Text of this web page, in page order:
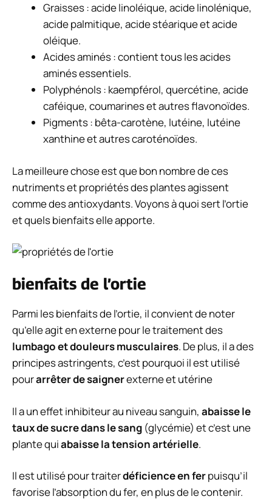
Graisses : acide linoléique, acide linolénique,
acide palmitique, acide stéarique et acide
oléique.
Acides aminés : contient tous les acides
aminés essentiels.
Polyphénols : kaempférol, quercétine, acide
caféique, coumarines et autres flavonoïdes.
Pigments : bêta-carotène, lutéine, lutéine
xanthine et autres caroténoïdes.
La meilleure chose est que bon nombre de ces
nutriments et propriétés des plantes agissent
comme des antioxydants. Voyons à quoi sert l’ortie
et quels bienfaits elle apporte.
bienfaits de l’ortie
Parmi les bienfaits de l’ortie, il convient de noter
qu’elle agit en externe pour le traitement des
lumbago et douleurs musculaires. De plus, il a des
principes astringents, c’est pourquoi il est utilisé
pourarrêter de saignerexterne et utérine
Il a un effet inhibiteur au niveau sanguin, abaisse le
taux de sucre dans le sang (glycémie) et c’est une
plante quiabaisse la tension artérielle.
Il est utilisé pour traiterdéficience en ferpuisqu’il
favorise l’absorption du fer, en plus de le contenir.